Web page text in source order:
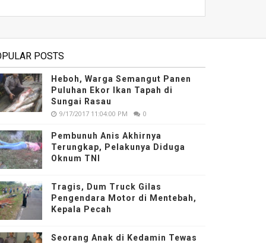
POSTS
Heboh, Warga Semangut Panen
Puluhan Ekor Ikan Tapah di
Sungai Rasau
9/17/2017 11:04:00 PM 0
Pembunuh Anis Akhirnya
Terungkap, Pelakunya Diduga
Oknum TNI
Tragis, Dum Truck Gilas
Pengendara Motor di Mentebah,
Kepala Pecah
Seorang Anak di Kedamin Tewas